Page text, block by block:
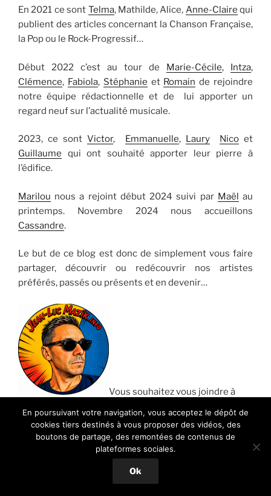
En 2021 ce sont Telma, Mathilde, Alice, Anne-Claire qui
publient des articles concernant la Chanson Française,
la Pop ou le Rock-Progressif…
Début 2022 c’est au tour de Marie-Cécile, Intza,
Clémence, Fabiola, Stéphanie et Romain de rejoindre
notre équipe rédactionnelle et de lui apporter un
regard neuf sur l’actualité musicale.
2023, ce sontVictor, Emmanuelle, Laury Nicoet
Guillaume qui ont souhaité apporter leur pierre à
l’édifice.
Marilou nous a rejoint début 2024 suivi par Maël au
printemps. Novembre 2024 nous accueillons
Cassandre.
Le but de ce blog est donc de simplement vous faire
partager, découvrir ou redécouvrir nos artistes
préférés, passés ou présents et en devenir…
Vous souhaitez vous joindre à
Jean-Luc
En poursuivant votre navigation, vous acceptez le dépôt de
cookies tiers destinés à vous proposer des vidéos, des
boutons de partage, des remontées de contenus de
plateformes sociales.
Ok